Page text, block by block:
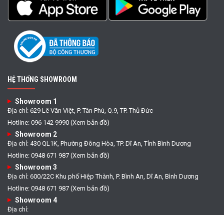
HỆ THỐNG SHOWROOM
Showroom 1
Địa chỉ: 629 Lê Văn Việt, P. Tân Phú, Q.9, TP. Thủ Đức
Hotline: 096 142 9990 (Xem bản đồ)
Showroom 2
Địa chỉ: 430 QL1K, Phường Đông Hòa, TP. Dĩ An, Tỉnh Bình Dương
Hotline: 0948 671 987 (Xem bản đồ)
Showroom 3
Địa chỉ: 600/22C Khu phố Hiệp Thành, P. Bình An, Dĩ An, Bình Dương
Hotline: 0948 671 987 (Xem bản đồ)
Showroom 4
Địa chỉ: